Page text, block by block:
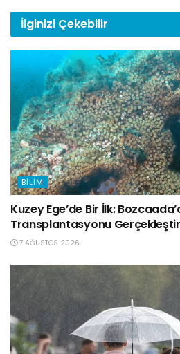
İlginizi Çekebilir
BILIM
Kuzey Ege’de Bir İlk:
Transplantasyonu
7 AĞUSTOS 2026